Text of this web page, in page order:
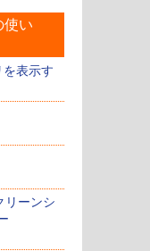
使い
表示す
リーンシ